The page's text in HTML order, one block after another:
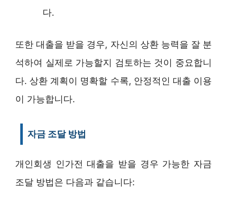
다.
또한 대출을 받을 경우, 자신의 상환 능력을 잘 분
석하여 실제로 가능할지 검토하는 것이 중요합니
다. 상환 계획이 명확할 수록, 안정적인 대출 이용
이 가능합니다.
자금 조달 방법
개인회생 인가전 대출을 받을 경우 가능한 자금
조달 방법은 다음과 같습니다: